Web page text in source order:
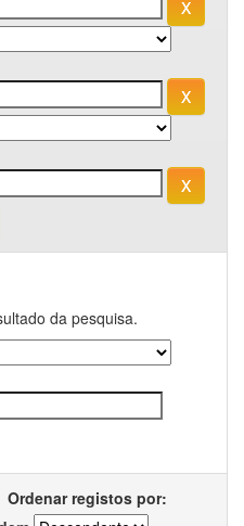
da pesquisa.
Ordenar registos por: